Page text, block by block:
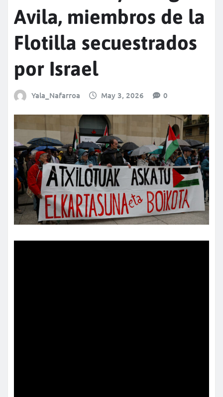
Avila, miembros de la
Flotilla secuestrados
por Israel
Yala_Nafarroa May 3, 2026 0